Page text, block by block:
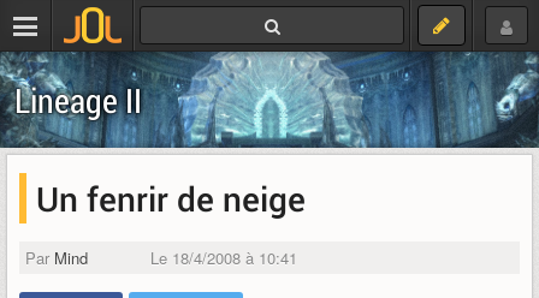
Lineage II
Un fenrir de neige
Par Mind Le 18/4/2008 à 10:41